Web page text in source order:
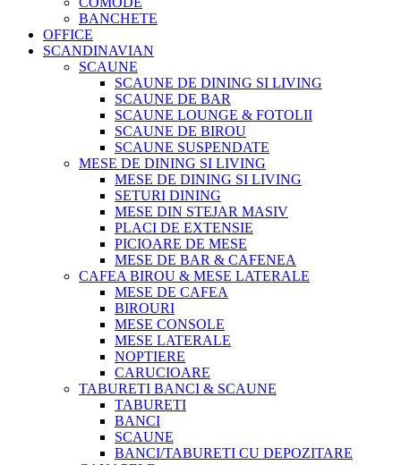
BANCHETE
OFFICE
SCANDINAVIAN
SCAUNE
SCAUNE DE DINING SI LIVING
SCAUNE DE BAR
SCAUNE LOUNGE & FOTOLII
SCAUNE DE BIROU
SCAUNE SUSPENDATE
MESE DE DINING SI LIVING
MESE DE DINING SI LIVING
SETURI DINING
MESE DIN STEJAR MASIV
PLACI DE EXTENSIE
PICIOARE DE MESE
MESE DE BAR & CAFENEA
CAFEA BIROU & MESE LATERALE
MESE DE CAFEA
BIROURI
MESE CONSOLE
MESE LATERALE
NOPTIERE
CARUCIOARE
TABURETI BANCI & SCAUNE
TABURETI
BANCI
SCAUNE
BANCI/TABURETI CU DEPOZITARE